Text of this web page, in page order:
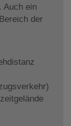
Auch ein
der